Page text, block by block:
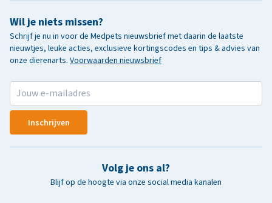
Wil je niets missen?
Schrijf je nu in voor de Medpets nieuwsbrief met daarin de laatste
nieuwtjes, leuke acties, exclusieve kortingscodes en tips & advies van
onze dierenarts. Voorwaarden nieuwsbrief
Inschrijven
Volg je ons al?
Blijf op de hoogte via onze social media kanalen